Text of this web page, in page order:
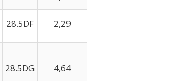
28.5DF 2,29
28.5DG 4,64